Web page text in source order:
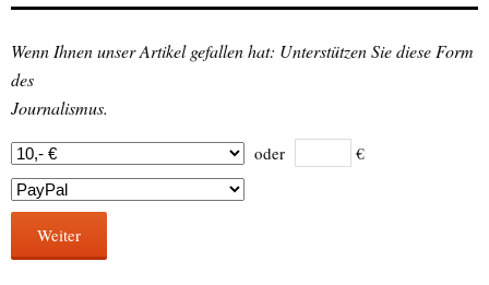
Wenn Ihnen unser Artikel gefallen hat: Unterstützen Sie diese Form
des
Journalismus.
oder €
Weiter